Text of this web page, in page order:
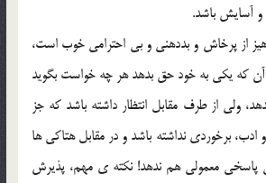
آسايش باشد.
از پرخاش و بددهني و بي احترامي خوب است،
آن که يکي به خود حق بدهد هر چه خواست بگويد
ولي از طرف مقابل انتظار داشته باشد که جز
برخوردي نداشته باشد و در مقابل هتاکي ها
معمولي هم ندهد! نکته ي مهم، پذيرش